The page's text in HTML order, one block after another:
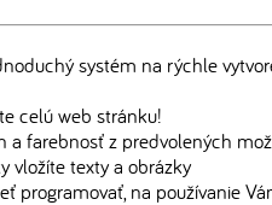
systém na rýchle
celú web stránku!
a farebnosť z predvolených
vložíte texty a obrázky
programovať, na používanie